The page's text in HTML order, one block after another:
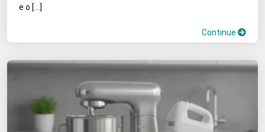
e o […]
Continue